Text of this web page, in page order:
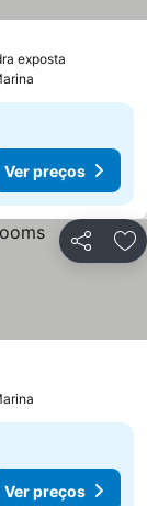
exposta
Ver preços
Partilhar
preços
preços
Ver preços